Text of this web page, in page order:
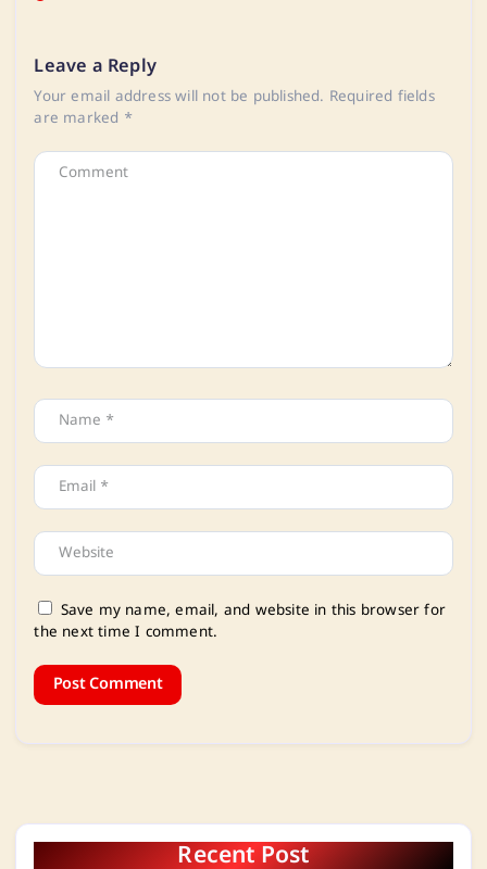
Leave a Reply
Your email address will not be published. Required fields
are marked *
Save my name, email, and website in this browser for
the next time I comment.
Recent Post